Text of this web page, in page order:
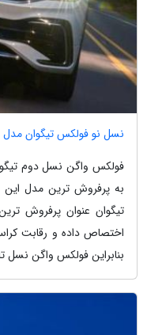
نسل نو فولکس تیگوان مدل 2022 معرفی گردید
به پرفروش ترین مدل این
تیگوان عنوان پرفروش
اختصاص داده و رقابت
بنابراین فولکس واگن نسل